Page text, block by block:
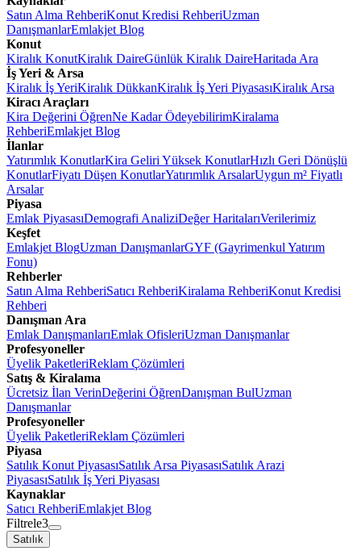
Satın Alma RehberiKonut Kredisi RehberiUzman
DanışmanlarEmlakjet Blog
Konut
Kiralık KonutKiralık DaireGünlük Kiralık DaireHaritada Ara
İş Yeri & Arsa
Kiralık İş YeriKiralık DükkanKiralık İş Yeri PiyasasıKiralık Arsa
Kiracı Araçları
Kira Değerini ÖğrenNe Kadar ÖdeyebilirimKiralama
RehberiEmlakjet Blog
İlanlar
Yatırımlık KonutlarKira Geliri Yüksek KonutlarHızlı Geri Dönüşlü
KonutlarFiyatı Düşen KonutlarYatırımlık ArsalarUygun m² Fiyatlı
Arsalar
Piyasa
Emlak PiyasasıDemografi AnaliziDeğer HaritalarıVerilerimiz
Keşfet
Emlakjet BlogUzman DanışmanlarGYF (Gayrimenkul Yatırım
Fonu)
Rehberler
Satın Alma RehberiSatıcı RehberiKiralama RehberiKonut Kredisi
Rehberi
Danışman Ara
Emlak DanışmanlarıEmlak OfisleriUzman Danışmanlar
Profesyoneller
Üyelik PaketleriReklam Çözümleri
Satış & Kiralama
Ücretsiz İlan VerinDeğerini ÖğrenDanışman BulUzman
Danışmanlar
Profesyoneller
Üyelik PaketleriReklam Çözümleri
Piyasa
Satılık Konut PiyasasıSatılık Arsa PiyasasıSatılık Arazi
PiyasasıSatılık İş Yeri Piyasası
Kaynaklar
Satıcı RehberiEmlakjet Blog
Filtrele3
Satılık